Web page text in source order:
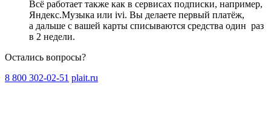
Всё работает также как в сервисах подписки, например,
Яндекс.Музыка или ivi. Вы делаете первый платёж,
а дальше с вашей карты списываются средства один раз
в 2 недели.
Остались вопросы?
8 800 302-02-51 plait.ru